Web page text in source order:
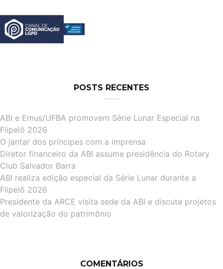
POSTS RECENTES
ABI e Emus/UFBA promovem Série Lunar Especial na
Flipelô 2026
O jantar dos príncipes com a imprensa
Diretor financeiro da ABI assume presidência do Rotary
Club Salvador Barra
ABI realiza edição especial da Série Lunar durante a
Flipelô 2026
Presidente da ARCE visita sede da ABI e discute projetos
de valorização do patrimônio
COMENTÁRIOS